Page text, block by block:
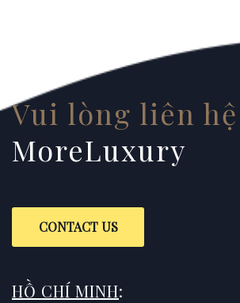
Vui lòng liên hệ
MoreLuxury
CONTACT US
HỒ CHÍ MINH: